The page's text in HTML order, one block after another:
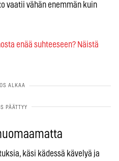
vaatii vähän enemmän kuin
enää suhteeseen? Näistä
käsi kädessä kävelyä ja